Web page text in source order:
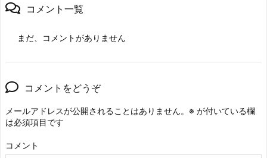
コメント一覧
まだ、コメントがありません
コメントをどうぞ
メールアドレスが公開されることはありません。 ※ が付いている欄
は必須項目です
コメント